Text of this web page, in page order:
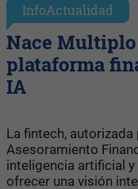
InfoActualidad
Nace
plataforma
IA
La fintech,
Asesoramiento
inteligencia artificial
ofrecer una visión